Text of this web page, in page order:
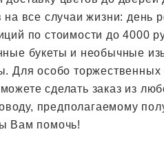
на все случаи жизни:
по стоимости до 4000
букеты и необычные
Для особо
сделать заказ из
предполагаемому
Вам помочь!